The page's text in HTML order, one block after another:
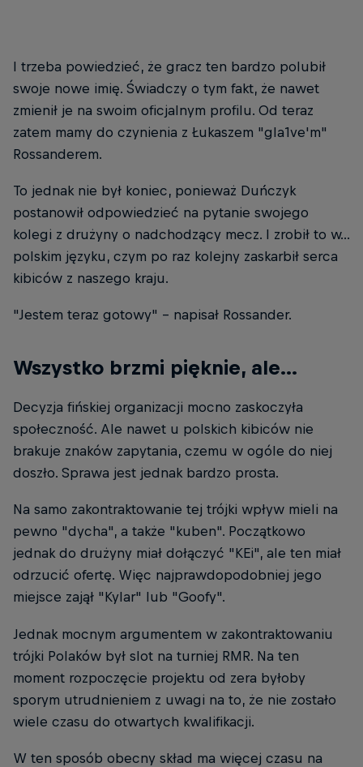
I trzeba powiedzieć, że gracz ten bardzo polubił
swoje nowe imię. Świadczy o tym fakt, że nawet
zmienił je na swoim oficjalnym profilu. Od teraz
zatem mamy do czynienia z Łukaszem "gla1ve'm"
Rossanderem.
To jednak nie był koniec, ponieważ Duńczyk
postanowił odpowiedzieć na pytanie swojego
kolegi z drużyny o nadchodzący mecz. I zrobił to w...
polskim języku, czym po raz kolejny zaskarbił serca
kibiców z naszego kraju.
"Jestem teraz gotowy" - napisał Rossander.
Wszystko brzmi pięknie, ale...
Decyzja fińskiej organizacji mocno zaskoczyła
społeczność. Ale nawet u polskich kibiców nie
brakuje znaków zapytania, czemu w ogóle do niej
doszło. Sprawa jest jednak bardzo prosta.
Na samo zakontraktowanie tej trójki wpływ mieli na
pewno "dycha", a także "kuben". Początkowo
jednak do drużyny miał dołączyć "KEi", ale ten miał
odrzucić ofertę. Więc najprawdopodobniej jego
miejsce zajął "Kylar" lub "Goofy".
Jednak mocnym argumentem w zakontraktowaniu
trójki Polaków był slot na turniej RMR. Na ten
moment rozpoczęcie projektu od zera byłoby
sporym utrudnieniem z uwagi na to, że nie zostało
wiele czasu do otwartych kwalifikacji.
W ten sposób obecny skład ma więcej czasu na